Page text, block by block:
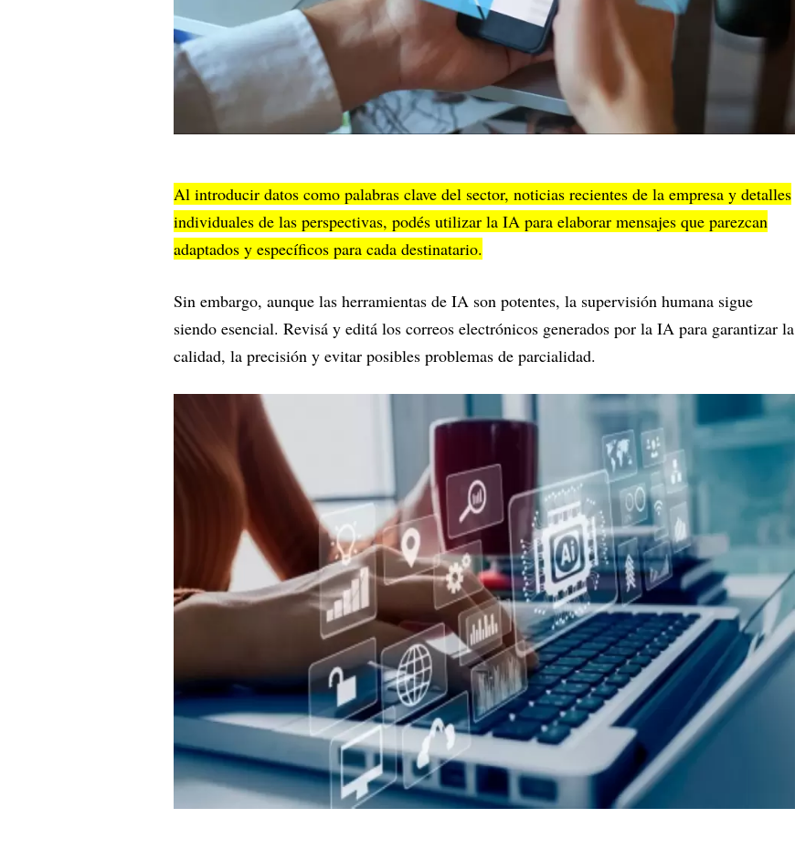
Al introducir datos como palabras clave del sector, noticias recientes de la empresa y detalles
individuales de las perspectivas, podés utilizar la IA para elaborar mensajes que parezcan
adaptados y específicos para cada destinatario.
Sin embargo, aunque las herramientas de IA son potentes, la supervisión humana sigue
siendo esencial. Revisá y editá los correos electrónicos generados por la IA para garantizar la
calidad, la precisión y evitar posibles problemas de parcialidad.